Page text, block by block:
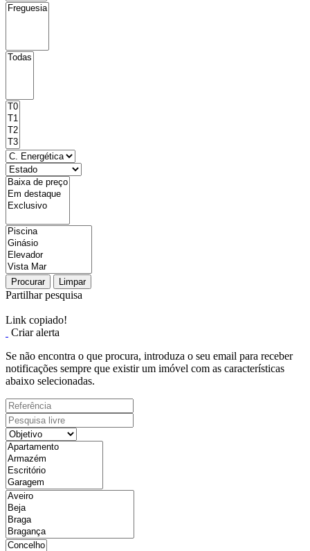
Procurar Limpar
Partilhar pesquisa
Link copiado!
Criar alerta
Se não encontra o que procura, introduza o seu email para receber
notificações sempre que existir um imóvel com as características
abaixo selecionadas.